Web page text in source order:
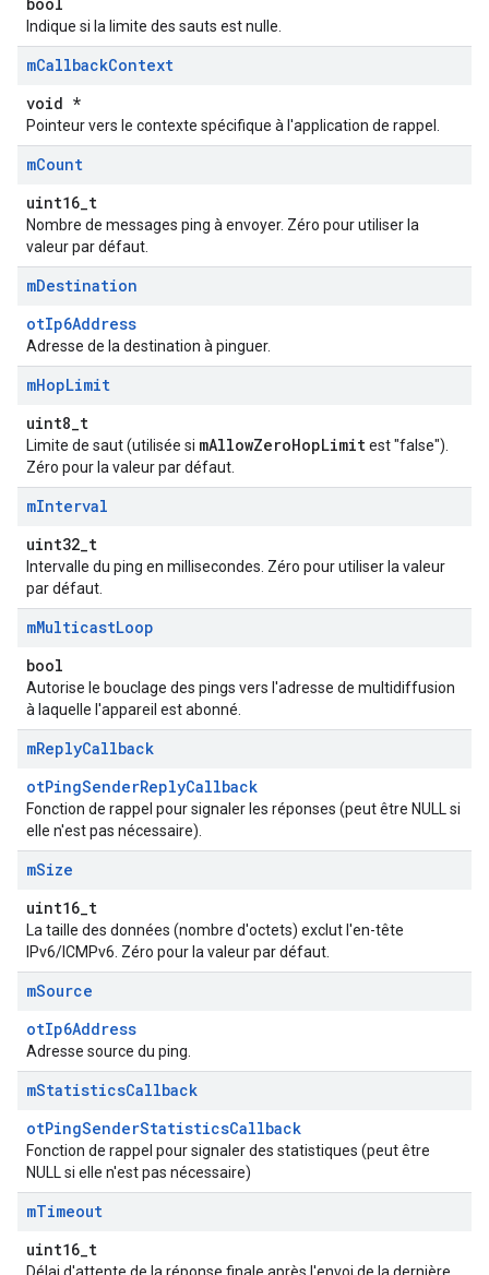
Indique si la limite des sauts est nulle.
mCallbackContext
void *
Pointeur vers le contexte spécifique à l'application de rappel.
mCount
uint16_t
Nombre de messages ping à envoyer. Zéro pour utiliser la
valeur par défaut.
mDestination
otIp6Address
Adresse de la destination à pinguer.
mHopLimit
uint8_t
Limite de saut (utilisée si mAllowZeroHopLimitest "false").
Zéro pour la valeur par défaut.
mInterval
uint32_t
Intervalle du ping en millisecondes. Zéro pour utiliser la valeur
par défaut.
mMulticastLoop
bool
Autorise le bouclage des pings vers l'adresse de multidiffusion
à laquelle l'appareil est abonné.
mReplyCallback
otPingSenderReplyCallback
Fonction de rappel pour signaler les réponses (peut être NULL si
elle n'est pas nécessaire).
mSize
uint16_t
La taille des données (nombre d'octets) exclut l'en-tête
IPv6/ICMPv6. Zéro pour la valeur par défaut.
mSource
otIp6Address
Adresse source du ping.
mStatisticsCallback
otPingSenderStatisticsCallback
Fonction de rappel pour signaler des statistiques (peut être
NULL si elle n'est pas nécessaire)
mTimeout
uint16_t